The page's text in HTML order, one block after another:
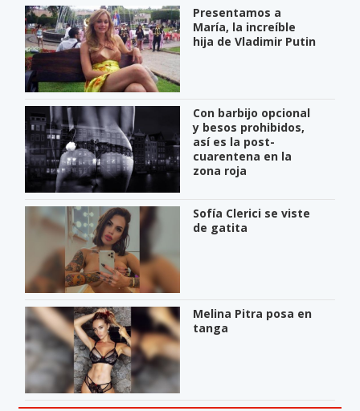
Presentamos a
María, la increíble
hija de Vladimir Putin
Con barbijo opcional
y besos prohibidos,
así es la post-
cuarentena en la
zona roja
Sofía Clerici se viste
de gatita
Melina Pitra posa en
tanga